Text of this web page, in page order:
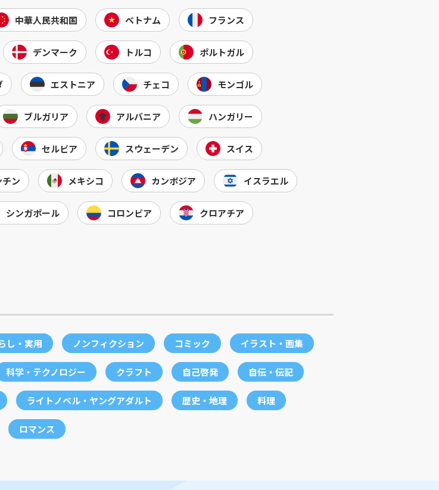
中華人民共和国 ベトナム フランス
デンマーク トルコ ポルトガル
エストニア チェコ モンゴル
ブルガリア アルバニア ハンガリー
セルビア スウェーデン スイス
ン メキシコ カンボジア イスラエル
シンガポール コロンビア クロアチア
し・実用 ノンフィクション コミック イラスト・画集
科学・テクノロジー クラフト 自己啓発 自伝・伝記
ライトノベル・ヤングアダルト 歴史・地理 料理
ロマンス